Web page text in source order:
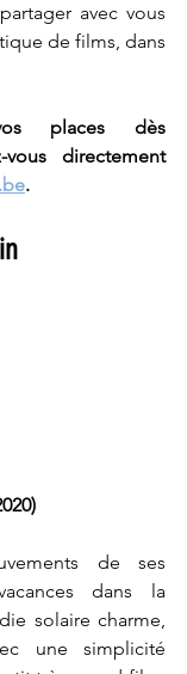
avec vous
de films, dans
places dès
vous directement
.
de ses
dans la
solaire charme,
une simplicité